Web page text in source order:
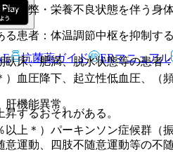
疲弊・栄養不良状態を伴う身
患者：体温調節中枢を抑制す
床、肥満、脱水状態等の患者
するおそれがある。
血圧降下、起立性低血圧、（
機能異常。
上＊）パーキンソン症候群（
意運動、四肢不随意運動等の不
抗菌薬ガイド ERマニュアル